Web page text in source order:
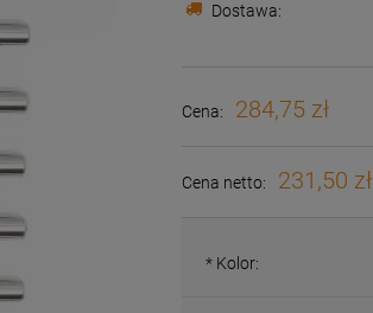
Dostawa:
Cena: 284,75 zł
Cena netto: 231,50 zł
* Kolor: